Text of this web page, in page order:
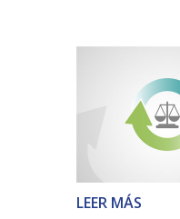
LEER MÁS